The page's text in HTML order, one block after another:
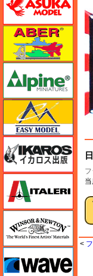
フ
<
アベ
アル
イー
イカ
イタ
ウイ